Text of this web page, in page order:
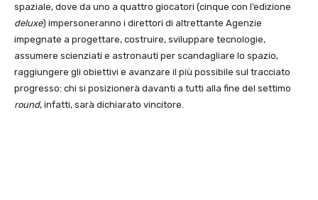
spaziale, dove da uno a quattro giocatori (cinque con l’edizione
deluxe) impersoneranno i direttori di altrettante Agenzie
impegnate a progettare, costruire, sviluppare tecnologie,
assumere scienziati e astronauti per scandagliare lo spazio,
raggiungere gli obiettivi e avanzare il più possibile sul tracciato
progresso: chi si posizionerà davanti a tutti alla fine del settimo
round, infatti, sarà dichiarato vincitore.